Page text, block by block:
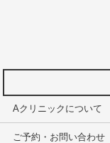
Aクリニックについて
ご予約・お問い合わせ